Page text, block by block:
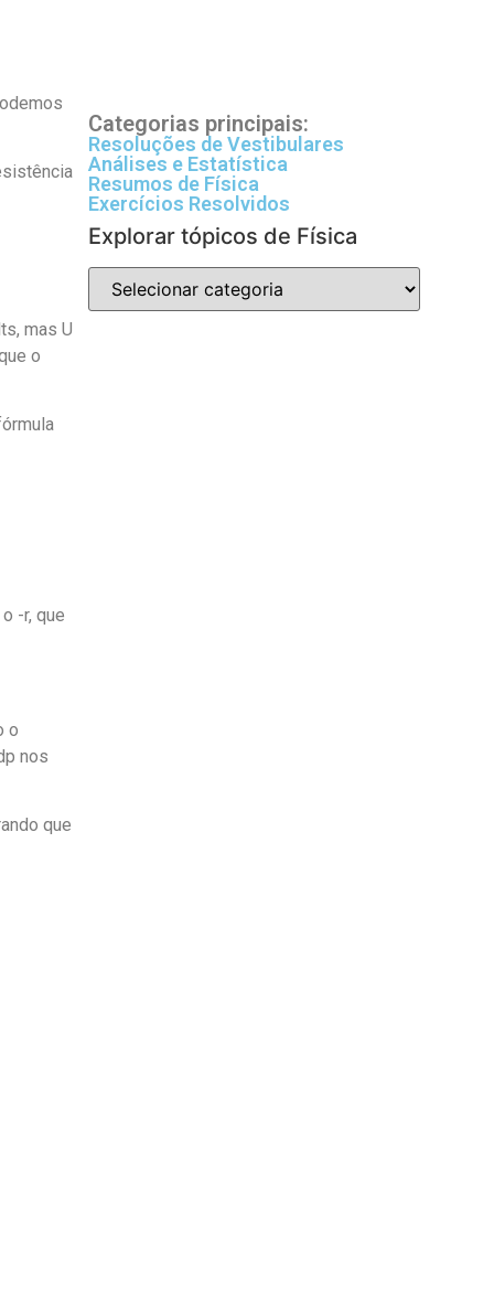
mas U
o
-r, que
o
nos
que
Categorias principais:
Resoluções de Vestibulares
Análises e Estatística
Resumos de Física
Exercícios Resolvidos
Explorar tópicos de Física